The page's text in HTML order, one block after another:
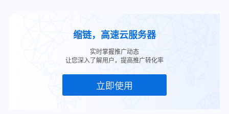
缩链，高速云服务器
实时掌握推广动态
让您深入了解用户，提高推广转化率
立即使用